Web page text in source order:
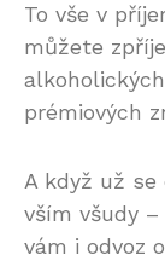
To vše v
můžete
prémiových
A když už
vším všudy
vám i odvoz